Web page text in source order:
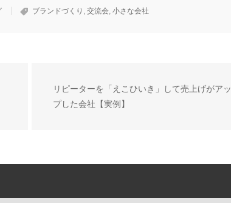
ブランドづくり , 交流会, 小さな会社
リピーターを「えこひいき」して売上げがアッ
プした会社【実例】